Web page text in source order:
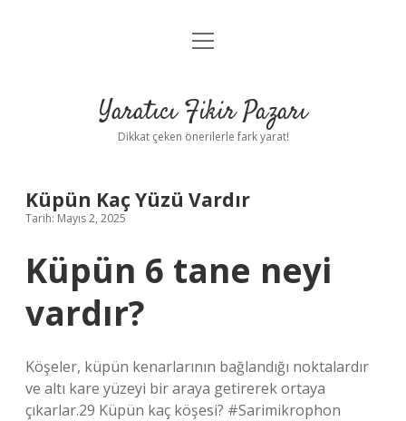
Anasayfa
Yasal Uyarı
menüyü
Yaratıcı Fikir Pazarı
Dikkat çeken önerilerle fark yarat!
Küpün Kaç Yüzü Vardır
Tarih: Mayıs 2, 2025
Küpün 6 tane neyi
vardır?
Köşeler, küpün kenarlarının bağlandığı noktalardır
ve altı kare yüzeyi bir araya getirerek ortaya
çıkarlar.29 Küpün kaç köşesi? #Sarimikrophon